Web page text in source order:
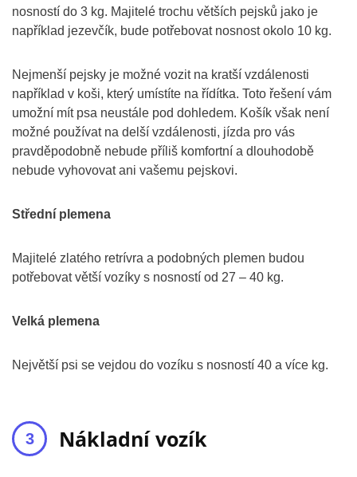
nosností do 3 kg. Majitelé trochu větších pejsků jako je
například jezevčík, bude potřebovat nosnost okolo 10 kg.
Nejmenší pejsky je možné vozit na kratší vzdálenosti
například v koši, který umístíte na řídítka. Toto řešení vám
umožní mít psa neustále pod dohledem. Košík však není
možné používat na delší vzdálenosti, jízda pro vás
pravděpodobně nebude příliš komfortní a dlouhodobě
nebude vyhovovat ani vašemu pejskovi.
Střední plemena
Majitelé zlatého retrívra a podobných plemen budou
potřebovat větší vozíky s nosností od 27 – 40 kg.
Velká plemena
Největší psi se vejdou do vozíku s nosností 40 a více kg.
Nákladní vozík